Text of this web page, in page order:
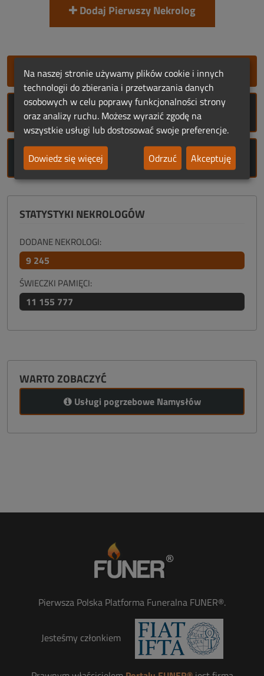
Dodaj Pierwszy Nekrolog
SZYBKIE DODANIE NEKROLOGU
ROCZNICE ŚMIERCI
ROCZNICE URODZIN
STATYSTYKI NEKROLOGÓW
DODANE NEKROLOGI:
9 245
ŚWIECZKI PAMIĘCI:
11 155 777
WARTO ZOBACZYĆ
Usługi pogrzebowe Namysłów
Pierwsza Polska Platforma Funeralna FUNER®.
Jesteśmy członkiem
Na naszej stronie używamy plików cookie i innych
technologii do zbierania i przetwarzania danych
osobowych w celu poprawy funkcjonalności strony
oraz analizy ruchu. Możesz wyrazić zgodę na
wszystkie usługi lub dostosować swoje preferencje.
Dowiedz się więcej
Odrzuć Akceptuję